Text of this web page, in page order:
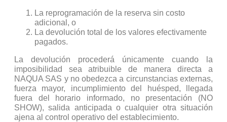
La reprogramación de la reserva sin costo
adicional, o
La devolución total de los valores efectivamente
pagados.
La devolución procederá únicamente cuando la
imposibilidad sea atribuible de manera directa a
NAQUA SAS y no obedezca a circunstancias externas,
fuerza mayor, incumplimiento del huésped, llegada
fuera del horario informado, no presentación (NO
SHOW), salida anticipada o cualquier otra situación
ajena al control operativo del establecimiento.